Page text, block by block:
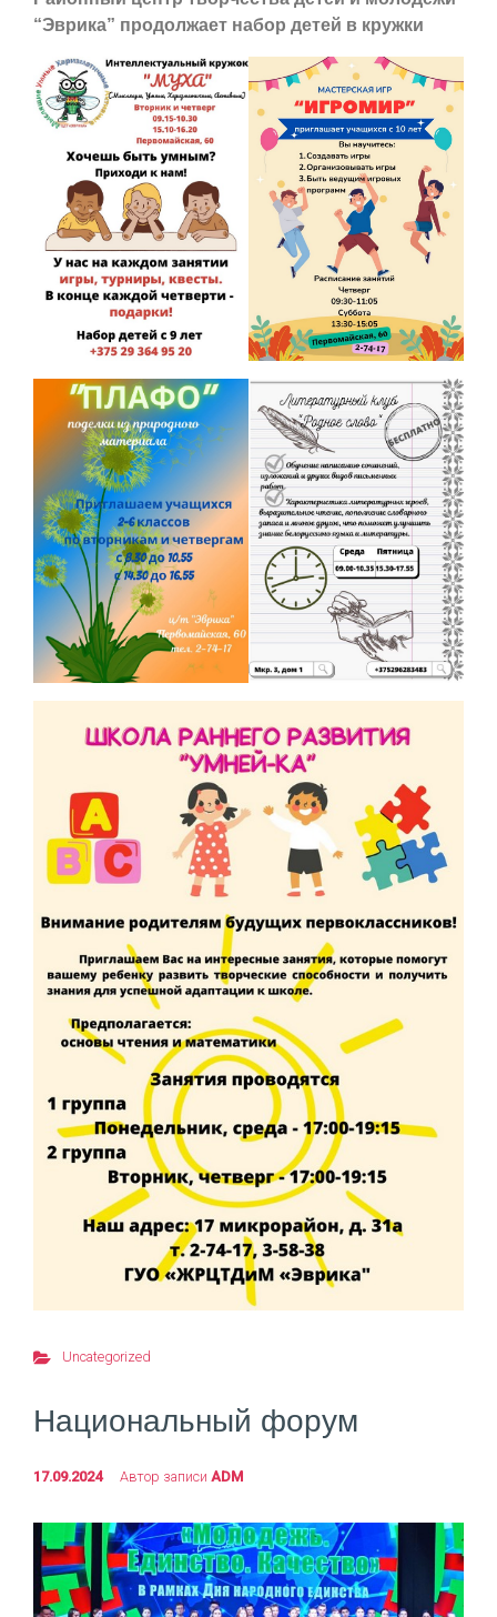
“Эврика” продолжает набор детей в кружки
Uncategorized
Национальный форум
17.09.2024 Автор записи ADM